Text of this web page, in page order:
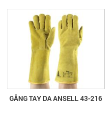
GĂNG TAY DA ANSELL 43-216